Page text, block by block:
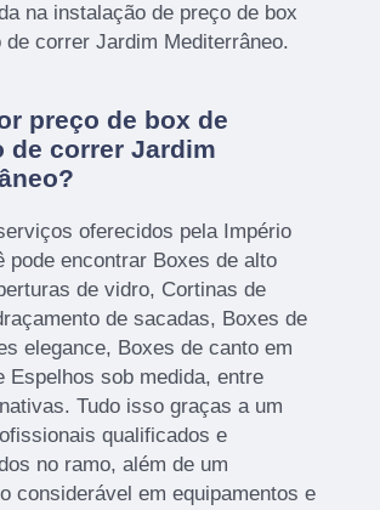
na instalação de preço de box
de correr Jardim Mediterrâneo.
preço de box de
de correr Jardim
oferecidos pela Império
pode encontrar Boxes de alto
de vidro, Cortinas de
de sacadas, Boxes de
elegance, Boxes de canto em
Espelhos sob medida, entre
Tudo isso graças a um
qualificados e
no ramo, além de um
considerável em equipamentos e